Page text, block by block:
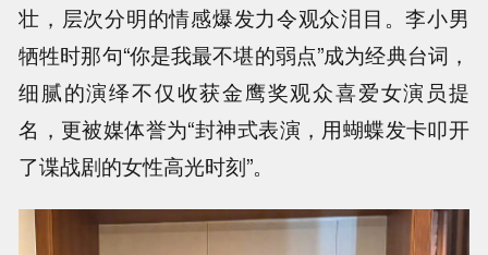
壮，层次分明的情感爆发力令观众泪目。李小男
牺牲时那句“你是我最不堪的弱点”成为经典台词，
细腻的演绎不仅收获金鹰奖观众喜爱女演员提
名，更被媒体誉为“封神式表演，用蝴蝶发卡叩开
了谍战剧的女性高光时刻”。